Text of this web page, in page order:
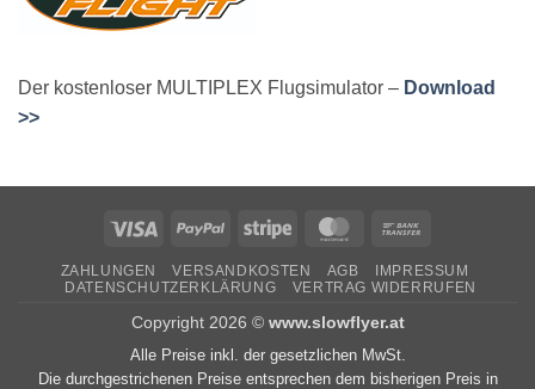
Der kostenloser MULTIPLEX Flugsimulator – Download
>>
Visa PayPal Stripe MasterCard
ZAHLUNGEN VERSANDKOSTEN AGB
IMPRESSUM
DATENSCHUTZERKLÄRUNG
VERTRAG WIDERRUFEN
Copyright 2026 © www.slowflyer.at
Alle Preise inkl. der gesetzlichen MwSt.
Die durchgestrichenen Preise entsprechen dem bisherigen Preis in